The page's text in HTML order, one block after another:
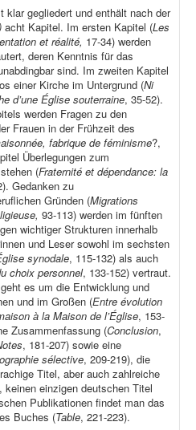
klar gegliedert und enthält nach der
) acht Kapitel. Im ersten Kapitel (Les
et réalité, 17-34) werden
deren Kenntnis für das
sind. Im zweiten Kapitel
einer Kirche im Untergrund (Ni
d’une Église souterraine, 35-52).
werden Fragen zu den
Frauen in der Frühzeit des
fabrique de féminisme?,
Überlegungen zum
(Fraternité et dépendance: la
Gedanken zu
Gründen (Migrations
93-113) werden im fünften
wichtiger Strukturen innerhalb
und Leser sowohl im sechsten
synodale, 115-132) als auch
choix personnel, 133-152) vertraut.
es um die Entwicklung und
und im Großen (Entre évolution
à la Maison de l’Église, 153-
Zusammenfassung (Conclusion,
, 181-207) sowie eine
sélective, 209-219), die
Titel, aber auch zahlreiche
einzigen deutschen Titel
Publikationen findet man das
Buches (Table, 221-223).